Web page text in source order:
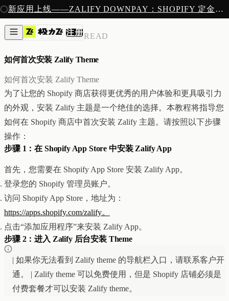
新应用上线——ZALIFY DOWNPAY：SHOPIFY 定金预售收款
注册
注册
产品
创作
邮件
AI 建站
落地页
获客
弹窗与表单
表单与提交
列表与分群
增长
邮件群发
自动化流程
分析
像素追踪
归因分析
收款
定金收款
Z1
REACH
ANA
数据分析与归因
达人与联盟营销
全部产品
服务
ZALIFY 主题/2 MIN READ
如何首次安装 Zalify Theme
如何首次安装 Zalify Theme
为了让您的 Shopify 商店获得更优秀的用户体验和更具吸引力
的外观，安装 Zalify 主题是一个绝佳的选择。本教程将指导您
如何在 Shopify 商店中首次安装 Zalify 主题。请按照以下步骤
操作：
步骤 1：在 Shopify App Store 中安装 Zalify App
首先，您需要在 Shopify App Store 安装 Zalify App。
登录您的 Shopify 管理员账户。
访问 Shopify App Store，地址为：
https://apps.shopify.com/zalify。
点击“添加应用程序”来安装 Zalify App。
步骤 2：进入 Zalify 后台安装 Theme
| 如果你无法看到 Zalify theme 的导航栏入口，请联系客户开
通。 | Zalify theme 可以免费使用，但是 Shopify 店铺必须是
付费套餐才可以安装 Zalify theme。